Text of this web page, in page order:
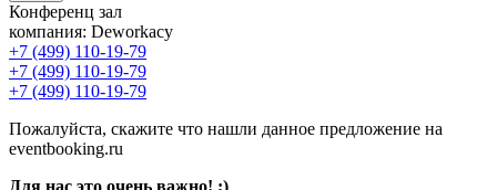
Конференц зал
компания: Deworkacy
+7 (499) 110-19-79
+7 (499) 110-19-79
+7 (499) 110-19-79
Пожалуйста, скажите что нашли данное предложение на
eventbooking.ru
Для нас это очень важно! ;)